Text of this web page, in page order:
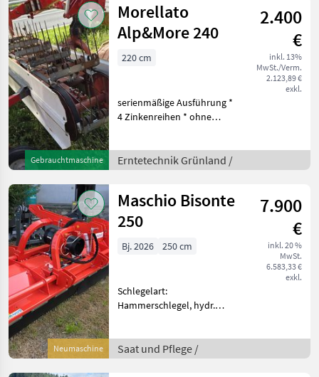
Gebrauchtmaschine
Morellato
Alp&More 240
2.400
€
inkl. 13%
MwSt./Verm.
2.123,89 €
exkl.
220 cm
serienmäßige Ausführung *
4 Zinkenreihen * ohne
über 2 Tasträder * 3-Punkt
Anbau * Drehrichtung
Erntetechnik Grünland /
Neumaschine
Maschio Bisonte
250
7.900
€
inkl. 20 %
MwSt.
6.583,33 €
exkl.
Bj. 2026 250 cm
Schlegelart:
Hammerschlegel, hydr.
Kettenschutz, seitliche
Kufen, Bodenstützwalze
Saat und Pflege /